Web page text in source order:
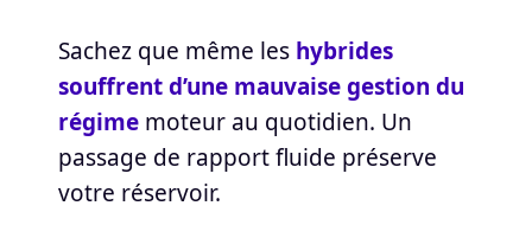
Sachez que même les hybrides
souffrent d’une mauvaise gestion du
régimemoteur au quotidien. Un
passage de rapport fluide préserve
votre réservoir.